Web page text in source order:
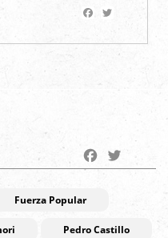
Facebook
Facebook
Fuerza Popular
Pedro Castillo